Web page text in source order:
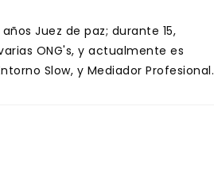
Juez de paz; durante 15,
ONG's, y actualmente es
Slow, y Mediador Profesional.